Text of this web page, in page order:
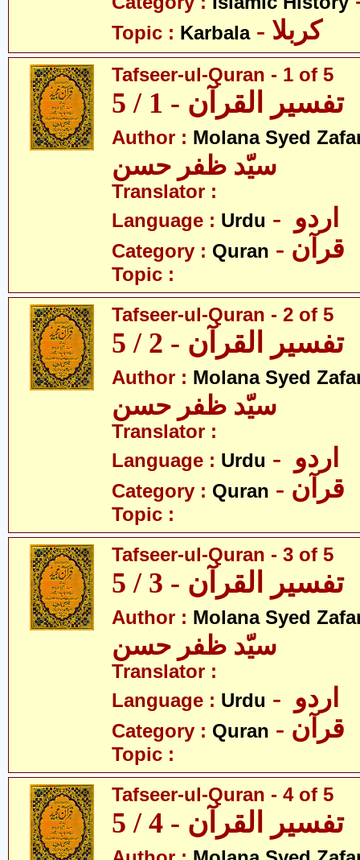
Topic : Karbala - کربلا
Tafseer-ul-Quran - 1 of 5
تفسیر القرآن - 1 / 5
Author : Molana Syed
سیّد ظفر حسن
Translator :
Language : Urdu
Category : Quran - قرآن
Topic :
Tafseer-ul-Quran - 2 of 5
تفسیر القرآن - 2 / 5
Author : Molana Syed
سیّد ظفر حسن
Translator :
Language : Urdu
Category : Quran - قرآن
Topic :
Tafseer-ul-Quran - 3 of 5
تفسیر القرآن - 3 / 5
Author : Molana Syed
سیّد ظفر حسن
Translator :
Language : Urdu
Category : Quran - قرآن
Topic :
Tafseer-ul-Quran - 4 of 5
تفسیر القرآن - 4 / 5